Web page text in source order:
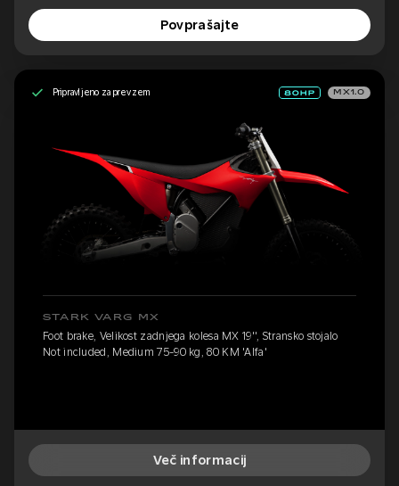
Povprašajte
Pripravljeno za prevzem MX1.0
STARK VARG MX
Foot brake, Velikost zadnjega kolesa MX 19'', Stransko stojalo
Not included, Medium 75-90 kg, 80 KM 'Alfa'
Več informacij